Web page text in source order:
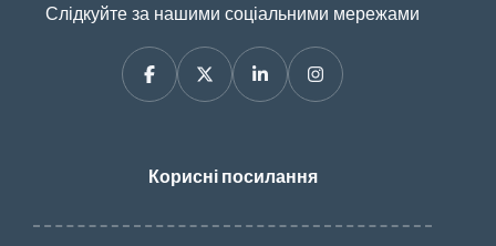
Слідкуйте за нашими соціальними мережами
Корисні посилання